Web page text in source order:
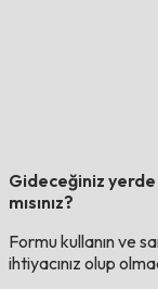
Gideceğiniz
mısınız?
Formu kullanın ve
ihtiyacınız olup